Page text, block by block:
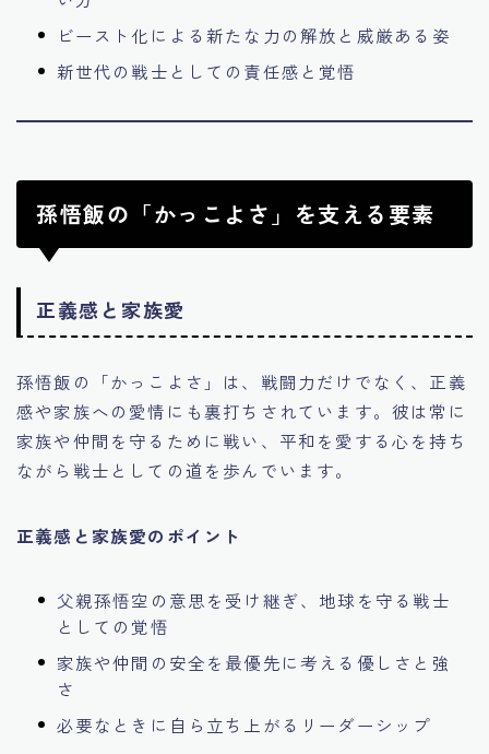
ビースト化による新たな力の解放と威厳ある姿
新世代の戦士としての責任感と覚悟
孫悟飯の「かっこよさ」を支える要素
正義感と家族愛
孫悟飯の「かっこよさ」は、戦闘力だけでなく、正義
感や家族への愛情にも裏打ちされています。彼は常に
家族や仲間を守るために戦い、平和を愛する心を持ち
ながら戦士としての道を歩んでいます。
正義感と家族愛のポイント
父親孫悟空の意思を受け継ぎ、地球を守る戦士
としての覚悟
家族や仲間の安全を最優先に考える優しさと強
さ
必要なときに自ら立ち上がるリーダーシップ